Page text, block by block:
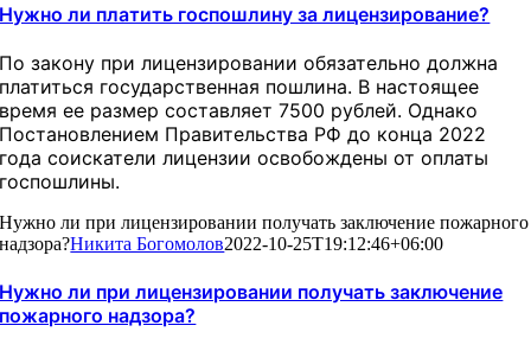
Нужно ли платить госпошлину за лицензирование?
По закону при лицензировании обязательно должна
платиться государственная пошлина. В настоящее
время ее размер составляет 7500 рублей. Однако
Постановлением Правительства РФ до конца 2022
года соискатели лицензии освобождены от оплаты
госпошлины.
Нужно ли при лицензировании получать заключение пожарного
надзора?Никита Богомолов2022-10-25T19:12:46+06:00
Нужно ли при лицензировании получать заключение
пожарного надзора?